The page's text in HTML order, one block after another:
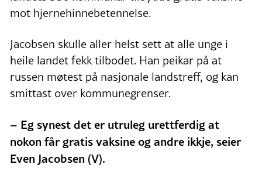
Det finnast i hovudsak to typar
mot hjernehinnebetennelse.
Jacobsen skulle aller helst sett at alle unge i
heile landet fekk tilbodet. Han peikar på at
russen møtest på nasjonale landstreff, og kan
smittast over kommunegrenser.
– Eg synest det er utruleg urettferdig at
nokon får gratis vaksine og andre ikkje, seier
Even Jacobsen (V).